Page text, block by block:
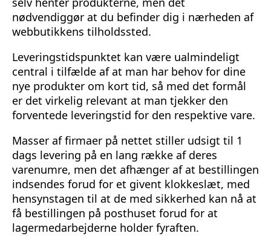
nødvendiggør at du befinder dig i nærheden af
webbutikkens tilholdssted.
Leveringstidspunktet kan være ualmindeligt
central i tilfælde af at man har behov for dine
nye produkter om kort tid, så med det formål
er det virkelig relevant at man tjekker den
forventede leveringstid for den respektive vare.
Masser af firmaer på nettet stiller udsigt til 1
dags levering på en lang række af deres
varenumre, men det afhænger af at bestillingen
indsendes forud for et givent klokkeslæt, med
hensynstagen til at de med sikkerhed kan nå at
få bestillingen på posthuset forud for at
lagermedarbejderne holder fyraften.